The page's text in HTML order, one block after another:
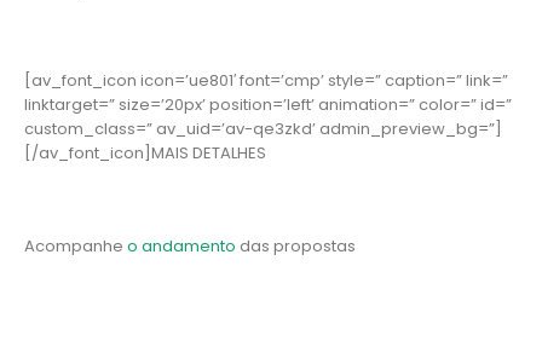
[av_font_icon icon=’ue801′ font=’cmp’ style=” caption=” link=”
linktarget=” size=’20px’ position=’left’ animation=” color=” id=”
custom_class=” av_uid=’av-qe3zkd’ admin_preview_bg=”]
[/av_font_icon]MAIS DETALHES
Acompanhe o andamento das propostas